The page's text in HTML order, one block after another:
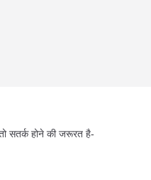
सतर्क होने की जरूरत है-